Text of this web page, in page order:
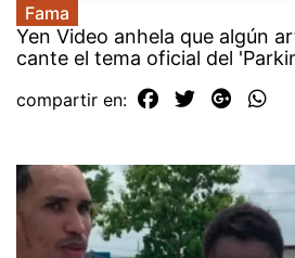
Fama
Yen Video anhela que algún
cante el tema oficial del
compartir en: